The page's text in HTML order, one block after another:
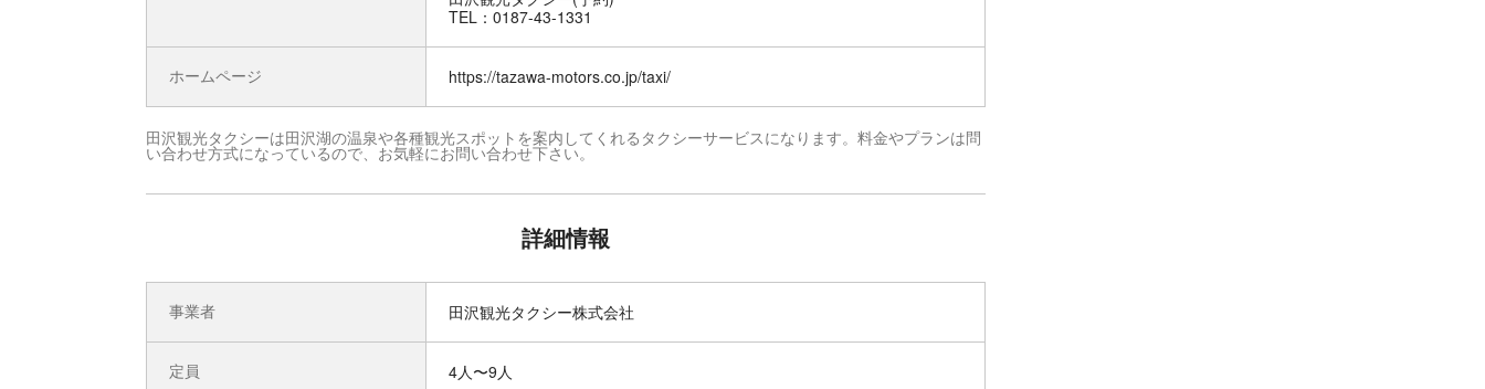
TEL：0187-43-1331
ホームページ https://tazawa-motors.co.jp/taxi/
田沢観光タクシーは田沢湖の温泉や各種観光スポットを案内してくれるタクシーサービスになります。料金やプランは問
い合わせ方式になっているので、お気軽にお問い合わせ下さい。
詳細情報
事業者 田沢観光タクシー株式会社
定員 4人〜9人